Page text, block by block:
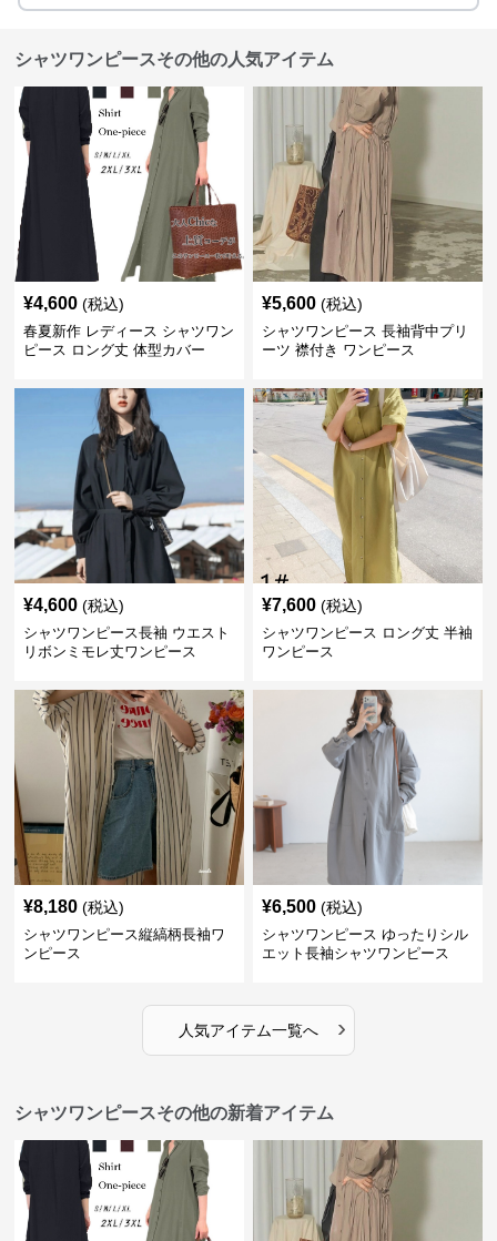
シャツワンピースその他の人気アイテム
¥4,600 (税込)
春夏新作 レディース シャツワン
ピース ロング丈 体型カバー
¥5,600 (税込)
シャツワンピース 長袖背中プリ
ーツ 襟付き ワンピース
¥4,600 (税込)
シャツワンピース長袖 ウエスト
リボンミモレ丈ワンピース
¥7,600 (税込)
シャツワンピース ロング丈 半袖
ワンピース
¥8,180 (税込)
シャツワンピース縦縞柄長袖ワ
ンピース
¥6,500 (税込)
シャツワンピース ゆったりシル
エット長袖シャツワンピース
人気アイテム一覧へ ›
シャツワンピースその他の新着アイテム